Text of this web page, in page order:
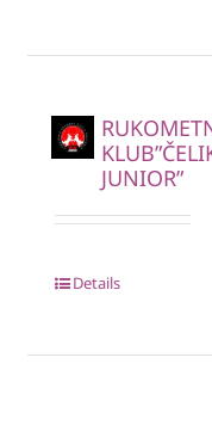
JUNIOR”
Details